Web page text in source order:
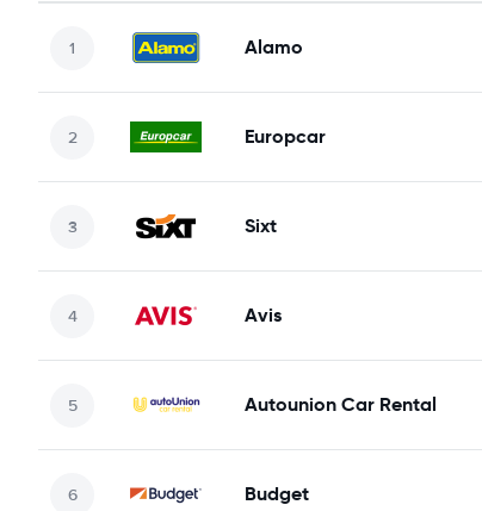
Alamo
Europcar
Sixt
Avis
Autounion Car Rental
Budget